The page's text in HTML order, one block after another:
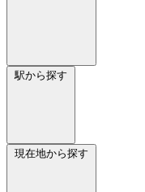
駅から探す
現在地から探す